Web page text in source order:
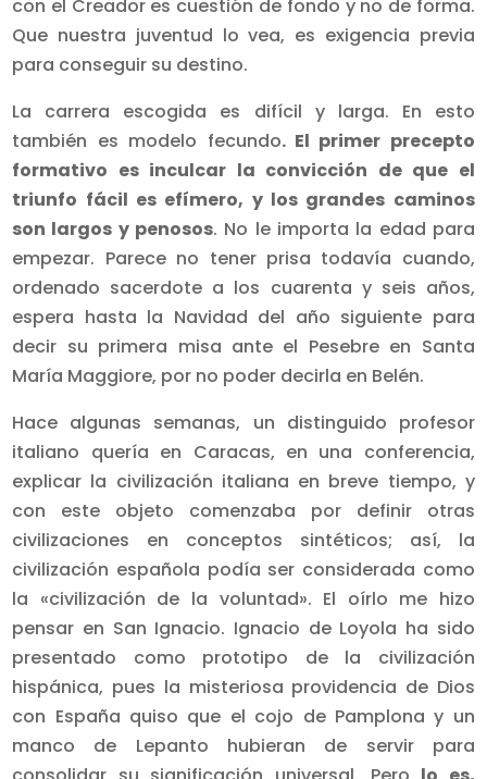
con el Creador es cuestión de fondo y no de forma.
Que nuestra juventud lo vea, es exigencia previa
para conseguir su destino.
La carrera escogida es difícil y larga. En esto
también es modelo fecundo. El primer precepto
formativo es inculcar la convicción de que el
triunfo fácil es efímero, y los grandes caminos
son largos y penosos. No le importa la edad para
empezar. Parece no tener prisa todavía cuando,
ordenado sacerdote a los cua­renta y seis años,
espera hasta la Navidad del año siguiente para
decir su primera misa ante el Pesebre en Santa
María Maggiore, por no poder decirla en Belén.
Hace algunas semanas, un distinguido profesor
italiano quería en Caracas, en una conferencia,
explicar la civilización italiana en breve tiempo, y
con este objeto comenzaba por definir otras
civilizaciones en conceptos sintéticos; así, la
civilización española podía ser considerada como
la «civilización de la voluntad». El oírlo me hizo
pensar en San Ignacio. Ignacio de Loyola ha sido
presentado como prototipo de la civilización
hispánica, pues la misteriosa providencia de Dios
con España quiso que el cojo de Pamplona y un
manco de Lepanto hubieran de servir para